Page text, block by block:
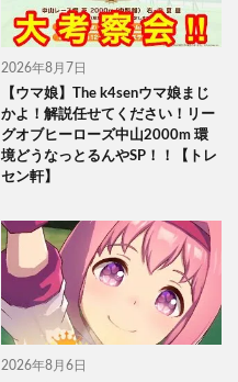
2026年8月7日
【ウマ娘】The k4senウマ娘まじ
かよ！解説任せてください！リー
グオブヒーローズ中山2000m 環
境どうなっとるんやSP！！【トレ
セン軒】
2026年8月6日